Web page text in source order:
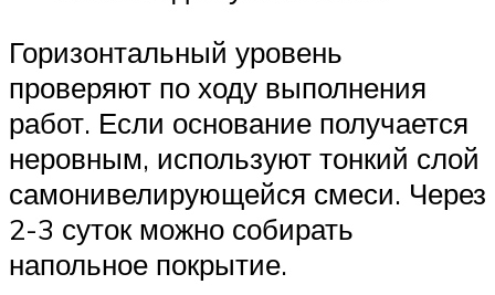
Горизонтальный уровень
проверяют по ходу выполнения
работ. Если основание получается
неровным, используют тонкий слой
самонивелирующейся смеси. Через
2-3 суток можно собирать
напольное покрытие.